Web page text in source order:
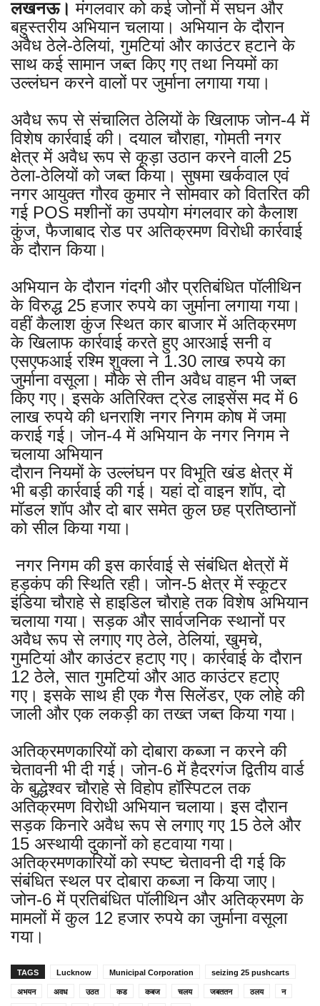
लखनऊ। मंगलवार को कई जोनों में सघन और
बहुस्तरीय अभियान चलाया। अभियान के दौरान
अवैध ठेले-ठेलियां, गुमटियां और काउंटर हटाने के
साथ कई सामान जब्त किए गए तथा नियमों का
उल्लंघन करने वालों पर जुर्माना लगाया गया।
अवैध रूप से संचालित ठेलियों के खिलाफ जोन-4 में
विशेष कार्रवाई की। दयाल चौराहा, गोमती नगर
क्षेत्र में अवैध रूप से कूड़ा उठान करने वाली 25
ठेला-ठेलियों को जब्त किया। सुषमा खर्कवाल एवं
नगर आयुक्त गौरव कुमार ने सोमवार को वितरित की
गई POS मशीनों का उपयोग मंगलवार को कैलाश
कुंज, फैजाबाद रोड पर अतिक्रमण विरोधी कार्रवाई
के दौरान किया।
अभियान के दौरान गंदगी और प्रतिबंधित पॉलीथिन
के विरुद्ध 25 हजार रुपये का जुर्माना लगाया गया।
वहीं कैलाश कुंज स्थित कार बाजार में अतिक्रमण
के खिलाफ कार्रवाई करते हुए आरआई सनी व
एसएफआई रश्मि शुक्ला ने 1.30 लाख रुपये का
जुर्माना वसूला। मौके से तीन अवैध वाहन भी जब्त
किए गए। इसके अतिरिक्त ट्रेड लाइसेंस मद में 6
लाख रुपये की धनराशि नगर निगम कोष में जमा
कराई गई। जोन-4 में अभियान के नगर निगम ने
चलाया अ​भियान
दौरान नियमों के उल्लंघन पर विभूति खंड क्षेत्र में
भी बड़ी कार्रवाई की गई। यहां दो वाइन शॉप, दो
मॉडल शॉप और दो बार समेत कुल छह प्रतिष्ठानों
को सील किया गया।
नगर निगम की इस कार्रवाई से संबंधित क्षेत्रों में
हड़कंप की स्थिति रही। जोन-5 क्षेत्र में स्कूटर
इंडिया चौराहे से हाइडिल चौराहे तक विशेष अभियान
चलाया गया। सड़क और सार्वजनिक स्थानों पर
अवैध रूप से लगाए गए ठेले, ठेलियां, खुमचे,
गुमटियां और काउंटर हटाए गए। कार्रवाई के दौरान
12 ठेले, सात गुमटियां और आठ काउंटर हटाए
गए। इसके साथ ही एक गैस सिलेंडर, एक लोहे की
जाली और एक लकड़ी का तख्त जब्त किया गया।
अतिक्रमणकारियों को दोबारा कब्जा न करने की
चेतावनी भी दी गई। जोन-6 में हैदरगंज द्वितीय वार्ड
के बुद्धेश्वर चौराहे से विहोप हॉस्पिटल तक
अतिक्रमण विरोधी अभियान चलाया। इस दौरान
सड़क किनारे अवैध रूप से लगाए गए 15 ठेले और
15 अस्थायी दुकानों को हटवाया गया।
अतिक्रमणकारियों को स्पष्ट चेतावनी दी गई कि
संबंधित स्थल पर दोबारा कब्जा न किया जाए।
जोन-6 में प्रतिबंधित पॉलीथिन और अतिक्रमण के
मामलों में कुल 12 हजार रुपये का जुर्माना वसूला
गया।
TAGS Lucknow Municipal Corporation seizing 25 pushcarts
अभयन अवध उठत कड कबज चलय जबततन ठलय न